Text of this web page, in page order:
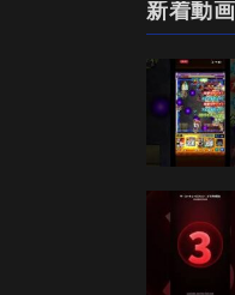
新着動画